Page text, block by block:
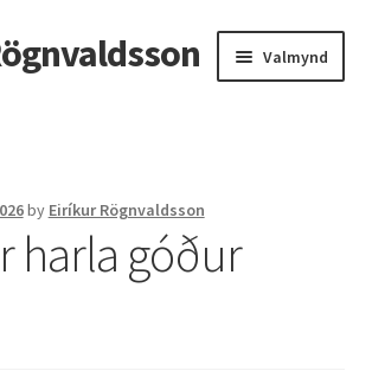
Valmynd
by Eiríkur Rögnvaldsson
harla góður